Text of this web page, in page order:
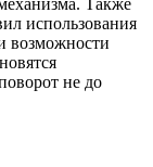
Также
использования
возможности
не до